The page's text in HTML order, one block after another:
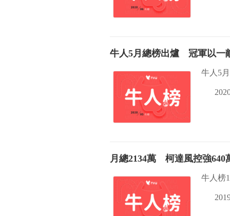
牛人5月總榜出爐 冠軍以一
牛人5
月總2134萬 柯達風控強640
牛人榜